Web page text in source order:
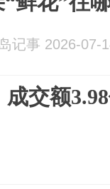
记事 2026-07-
交额